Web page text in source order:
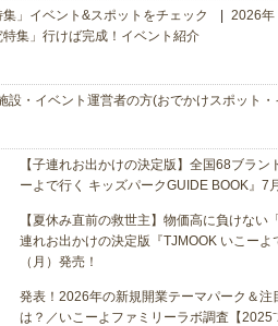
」イベント&スポットをチェック
2026年
集」行けば完成！イベント紹介
設・イベント運営者の方(おでかけスポット
【子連れお出かけの決定版】全国68ブラ
ーよで行く キッズパークGUIDE BOOK』7
【夏休み直前の救世主】物価高に負けない
連れお出かけの決定版『TJMOOK いこー
（月）発売！
発表！2026年の新規開業テーマパーク＆
は？／いこーよファミリーラボ調査【